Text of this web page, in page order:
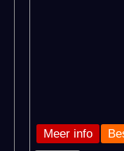
Meer info